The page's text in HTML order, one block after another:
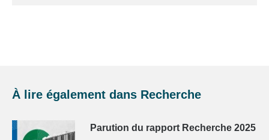
À lire également dans Recherche
Parution du rapport Recherche 2025